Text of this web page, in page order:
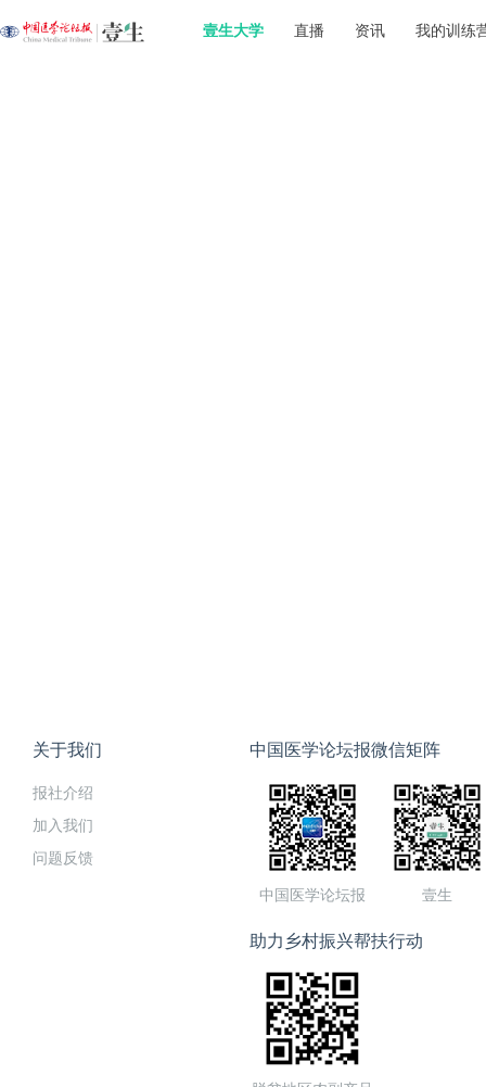
壹生大学 直播 资讯 我的训练
关于我们
报社介绍
加入我们
问题反馈
中国医学论坛报微信矩阵
中国医学论坛报 壹生
助力乡村振兴帮扶行动